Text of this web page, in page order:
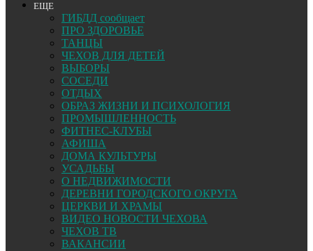
ЕЩЕ
ГИБДД сообщает
ПРО ЗДОРОВЬЕ
ТАНЦЫ
ЧЕХОВ ДЛЯ ДЕТЕЙ
ВЫБОРЫ
СОСЕДИ
ОТДЫХ
ОБРАЗ ЖИЗНИ И ПСИХОЛОГИЯ
ПРОМЫШЛЕННОСТЬ
ФИТНЕС-КЛУБЫ
АФИША
ДОМА КУЛЬТУРЫ
УСАДЬБЫ
О НЕДВИЖИМОСТИ
ДЕРЕВНИ ГОРОДСКОГО ОКРУГА
ЦЕРКВИ И ХРАМЫ
ВИДЕО НОВОСТИ ЧЕХОВА
ЧЕХОВ ТВ
ВАКАНСИИ